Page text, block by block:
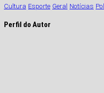
Cultura Esporte Geral Notícias
Perfil do Autor